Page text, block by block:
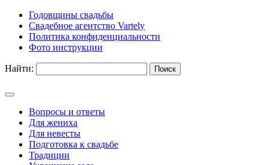
Годовщины свадьбы
Свадебное агентство Vartely
Политика конфиденциальности
Фото инструкции
Найти:
Вопросы и ответы
Для жениха
Для невесты
Подготовка к свадьбе
Традиции